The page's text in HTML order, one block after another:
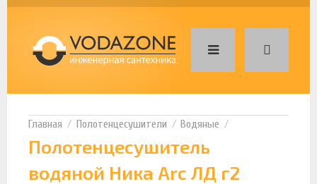
Полотенцесушители Водяные
Полотенцесушитель
водяной Ника Arc ЛД г2